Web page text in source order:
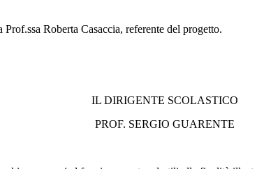
Roberta Casaccia, referente del progetto.
IL DIRIGENTE SCOLASTICO
PROF. SERGIO GUARENTE